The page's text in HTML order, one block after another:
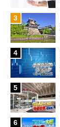
3
4
5
6